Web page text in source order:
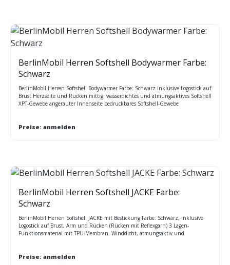
BerlinMobil Herren Softshell Bodywarmer Farbe:
Schwarz
BerlinMobil Herren Softshell Bodywarmer Farbe: Schwarz inklusive Logostick auf
Brust Herzseite und Rücken mittig wasserdichtes und atmungsaktives Softshell
XPT-Gewebe angerauter Innenseite bedruckbares Softshell-Gewebe
innen zwei tief angesetzte Taschen mit Reißverschluss 1 Reißverschluss
Preise: anmelden
BerlinMobil Herren Softshell JACKE Farbe:
Schwarz
BerlinMobil Herren Softshell JACKE mit Bestickung Farbe: Schwarz, inklusive
Logostick auf Brust, Arm und Rücken (Rücken mit Reflexgarn) 3 Lagen-
Funktionsmaterial mit TPU-Membran. Winddicht, atmungsaktiv und
Elastischer Kordelzug mit Stoppern am Saum. Reißverschluss im Vorderteil zur
Preise: anmelden